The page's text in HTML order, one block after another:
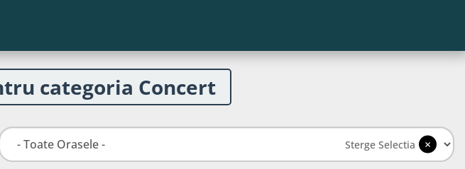
categoria Concert
Sterge Selectia ×